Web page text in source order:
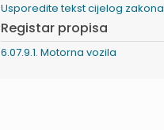
Usporedite tekst cijelog zakona
Registar propisa
6.07.9.1. Motorna vozila